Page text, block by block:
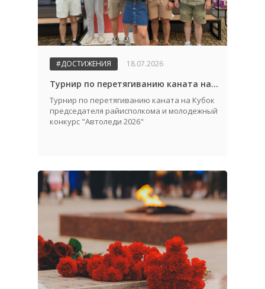
#ДОСТИЖЕНИЯ 18.07.2026
Турнир по перетягиванию каната на Кубок председателя райисполкома и молодежный конкурс "Автоледи 2026"
Турнир по перетягиванию каната на Кубок
председателя райисполкома и молодежный
конкурс "Автоледи 2026"